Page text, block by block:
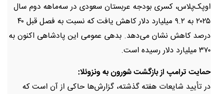
اوپک‌پلاس، کسری بودجه عربستان سعودی در سه‌ماهه دوم سال
۲۰۲۵ به ۹.۲ میلیارد دلار کاهش یافت که نسبت به فصل قبل ۴۰
درصد کاهش نشان می‌دهد. بدهی عمومی این پادشاهی اکنون به
۳۷۰ میلیارد دلار رسیده است.
حمایت ترامپ از بازگشت شورون به ونزوئلا:
در تأیید شایعات هفته گذشته، گزارش‌ها حاکی از آن است که